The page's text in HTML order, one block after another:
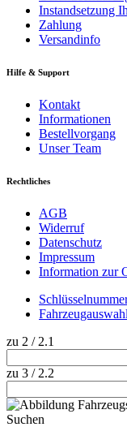
Instandsetzung
Zahlung
Versandinfo
Hilfe & Support
Kontakt
Informationen
Bestellvorgang
Unser Team
Rechtliches
AGB
Widerruf
Datenschutz
Impressum
Information zur
Fahrzeugauswahl
zu 2 / 2.1
zu 3 / 2.2
Suchen